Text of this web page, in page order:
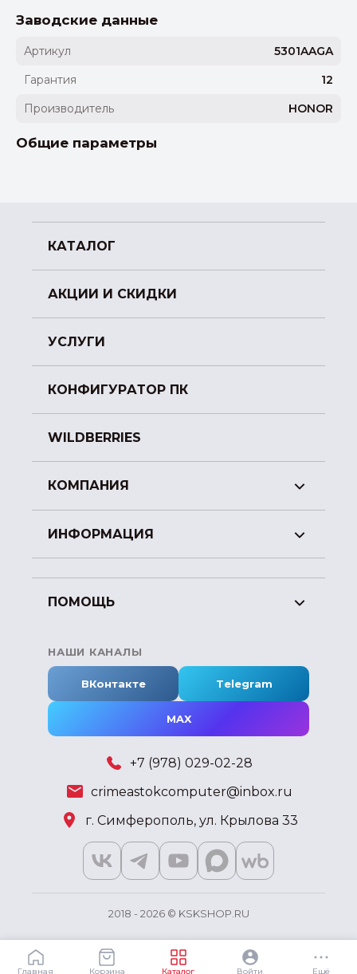
Главная Корзина Каталог Войти Ещё
Заводские данные
Артикул
5301AAGA
Гарантия
12
Производитель
HONOR
Общие параметры
КАТАЛОГ
АКЦИИ И СКИДКИ
УСЛУГИ
КОНФИГУРАТОР ПК
WILDBERRIES
КОМПАНИЯ
ИНФОРМАЦИЯ
ПОМОЩЬ
НАШИ КАНАЛЫ
ВКонтакте Telegram
MAX
+7 (978) 029-02-28
crimeastokcomputer@inbox.ru
г. Симферополь, ул. Крылова 33
2018 - 2026 © KSKSHOP.RU